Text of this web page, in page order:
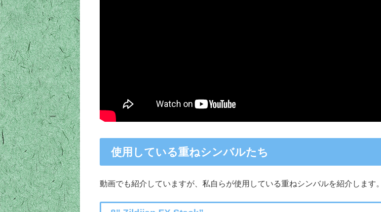
使用している重ねシンバルたち
動画でも紹介していますが、私自らが使用している重ねシンバルを紹介します。